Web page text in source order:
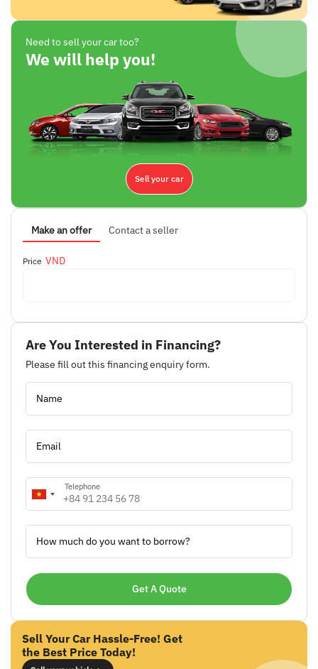
Need to sell your car too?
We will help you!
Sell your car
Make an offer Contact a seller
Price VND
Are You Interested in Financing?
Please fill out this financing enquiry form.
Name
Email
Telephone
How much do you want to borrow?
Sell Your Car Hassle-Free! Get
the Best Price Today!